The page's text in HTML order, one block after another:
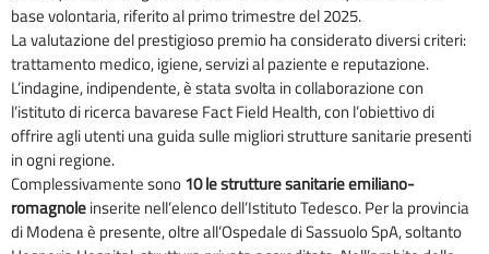
base volontaria, riferito al primo trimestre del 2025.
La valutazione del prestigioso premio ha considerato diversi criteri:
trattamento medico, igiene, servizi al paziente e reputazione.
L’indagine, indipendente, è stata svolta in collaborazione con
l’istituto di ricerca bavarese Fact Field Health, con l’obiettivo di
offrire agli utenti una guida sulle migliori strutture sanitarie presenti
in ogni regione.
Complessivamente sono10 le strutture sanitarie emiliano-
romagnoleinserite nell’elenco dell’Istituto Tedesco. Per la provincia
di Modena è presente, oltre all’Ospedale di Sassuolo SpA, soltanto